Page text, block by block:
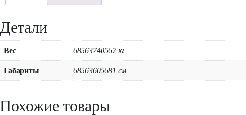
Детали
Вес 68563740567 кг
Габариты 68563605681 см
Похожие товары